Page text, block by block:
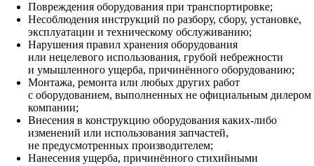
Повреждения оборудования при транспортировке;
Несоблюдения инструкций по разбору, сбору, установке,
эксплуатации и техническому обслуживанию;
Нарушения правил хранения оборудования
или нецелевого использования, грубой небрежности
и умышленного ущерба, причинённого оборудованию;
Монтажа, ремонта или любых других работ
с оборудованием, выполненных не официальным дилером
компании;
Внесения в конструкцию оборудования каких‑либо
изменений или использования запчастей,
не предусмотренных производителем;
Нанесения ущерба, причинённого стихийными